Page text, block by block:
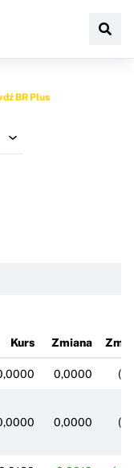
BR Plus
Kurs Zmiana
0,0000
0,0000